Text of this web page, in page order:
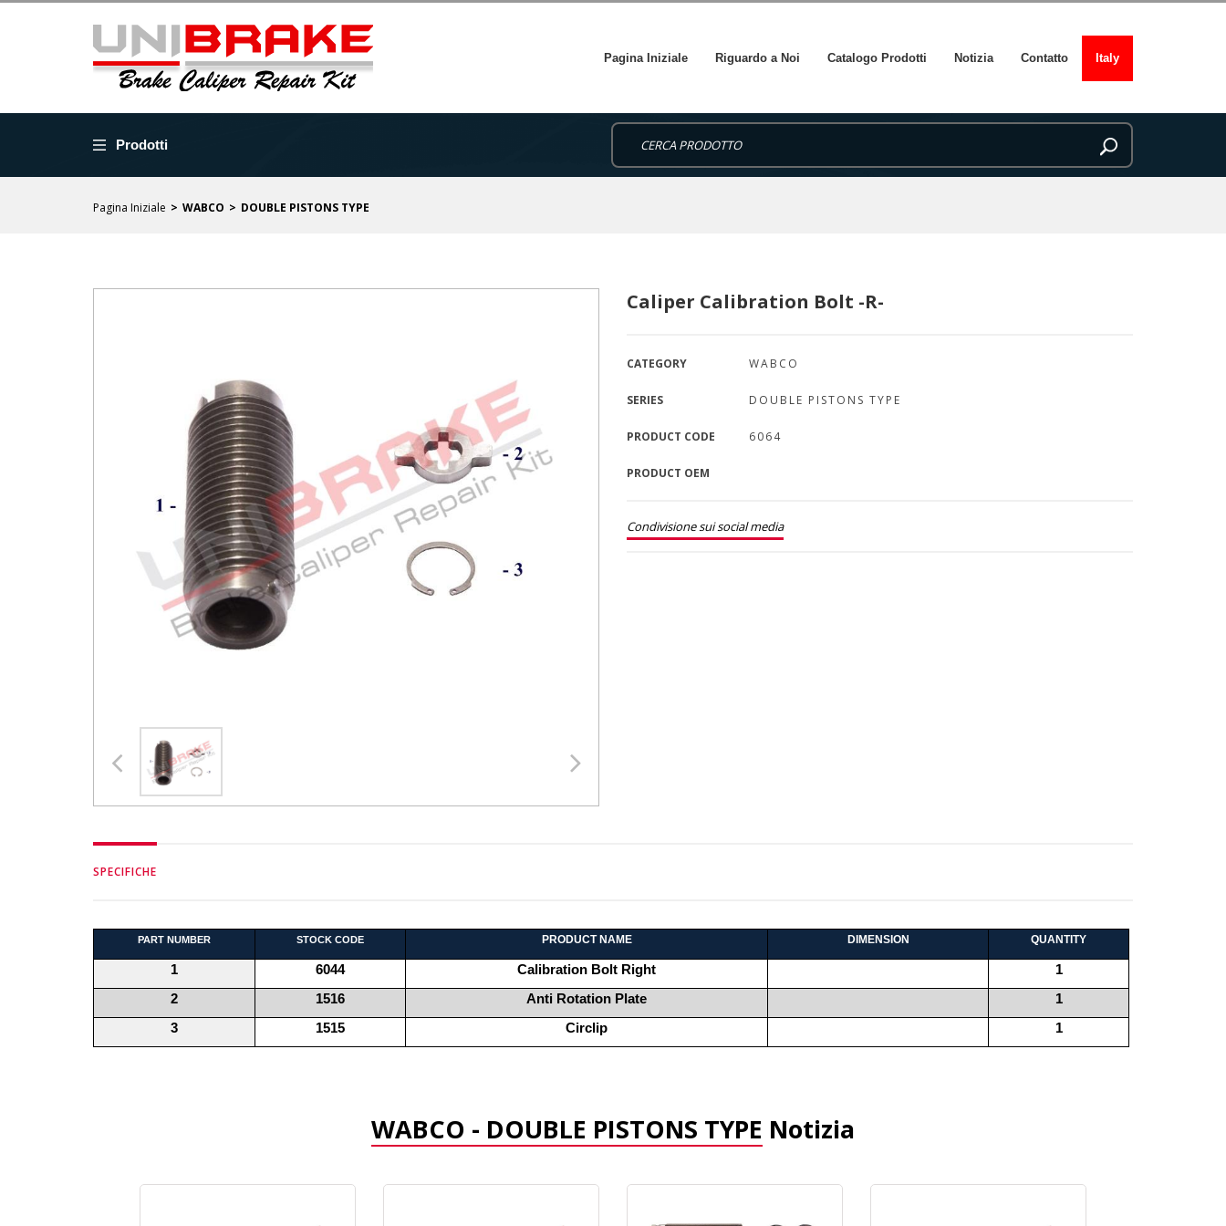
Pagina Iniziale Riguardo a Noi Catalogo Prodotti Notizia Contatto Italy
Prodotti
Pagina Iniziale WABCO DOUBLE PISTONS TYPE
Caliper Calibration Bolt -R-
CATEGORY WABCO
SERIES DOUBLE PISTONS TYPE
PRODUCT CODE 6064
PRODUCT OEM
Condivisione sui social media
SPECIFICHE
PART NUMBER STOCK CODE PRODUCT NAME DIMENSION QUANTITY
1 6044 Calibration Bolt Right
1
2
1516 Anti Rotation Plate
1
3
1515 Circlip 1
WABCO - DOUBLE PISTONS TYPE Notizia